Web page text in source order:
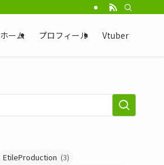
ホーム プロフィール Vtuber
EtileProduction (3)